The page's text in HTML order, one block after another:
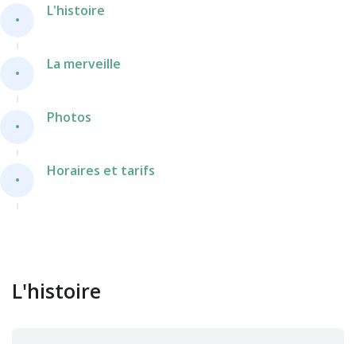
L'histoire
La merveille
Photos
Horaires et tarifs
L'histoire